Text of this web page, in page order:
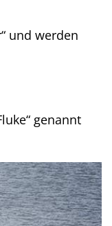
und werden
genannt